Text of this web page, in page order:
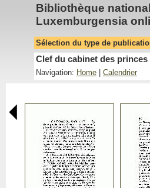
Bibliothèque
Luxemburgensia
Sélection du type de
Clef du cabinet des princes
Navigation: Home Calendrier